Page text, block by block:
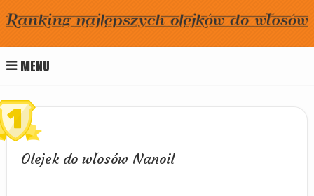
MENU
Olejek do włosów Nanoil